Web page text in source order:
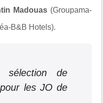
Madouas(Groupama-
B&B Hotels).
de
les JO de